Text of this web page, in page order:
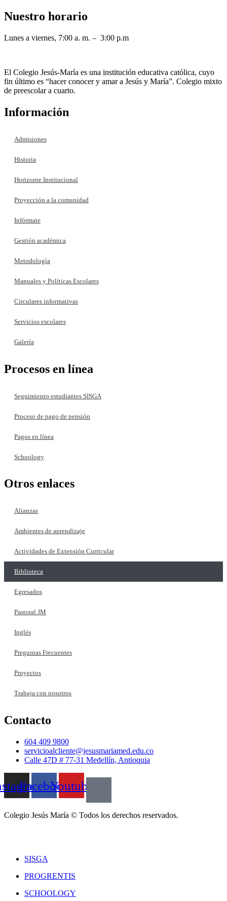
Nuestro horario
Lunes a viernes, 7:00 a. m. – 3:00 p.m
El Colegio Jesús-María es una institución educativa católica, cuyo
fin último es “hacer conocer y amar a Jesús y María”. Colegio mixto
de preescolar a cuarto.
Información
Admisiones
Historia
Horizonte Institucional
Proyección a la comunidad
Infórmate
Gestión académica
Metodología
Manuales y Políticas Escolares
Circulares informativas
Servicios escolares
Galería
Procesos en línea
Seguimiento estudiantes SISGA
Proceso de pago de pensión
Pagos en línea
Schoology
Otros enlaces
Alianzas
Ambientes de aprendizaje
Actividades de Extensión Curricular
Biblioteca
Egresados
Pastoral JM
Inglés
Preguntas Frecuentes
Proyectos
Trabaja con nosotros
Contacto
604 409 9800
servicioalcliente@jesusmariamed.edu.co
Calle 47D # 77-31 Medellín, Antioquia
FacebookYoutube
Colegio Jesús María © Todos los derechos reservados.
SISGA
PROGRENTIS
SCHOOLOGY